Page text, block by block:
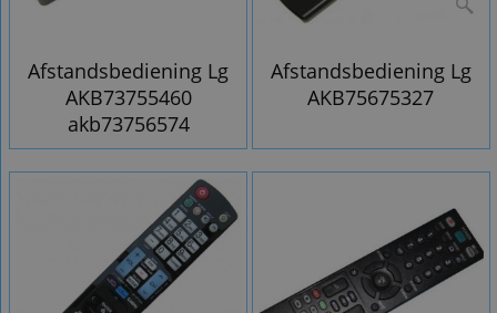
Afstandsbediening Lg
AKB73755460
akb73756574
Afstandsbediening Lg
AKB75675327